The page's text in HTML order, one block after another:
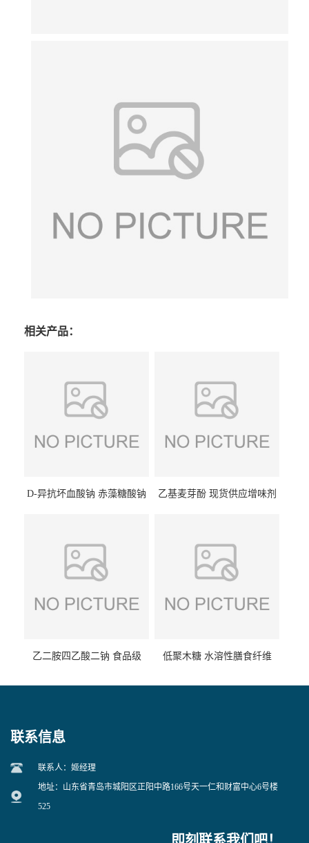
相关产品：
D-异抗坏血酸钠 赤藻糖酸钠
乙基麦芽酚 现货供应增味剂
乙二胺四乙酸二钠 食品级
低聚木糖 水溶性膳食纤维
联系信息
联系人：姬经理
地址：山东省青岛市城阳区正阳中路166号天一仁和财富中心6号楼
525